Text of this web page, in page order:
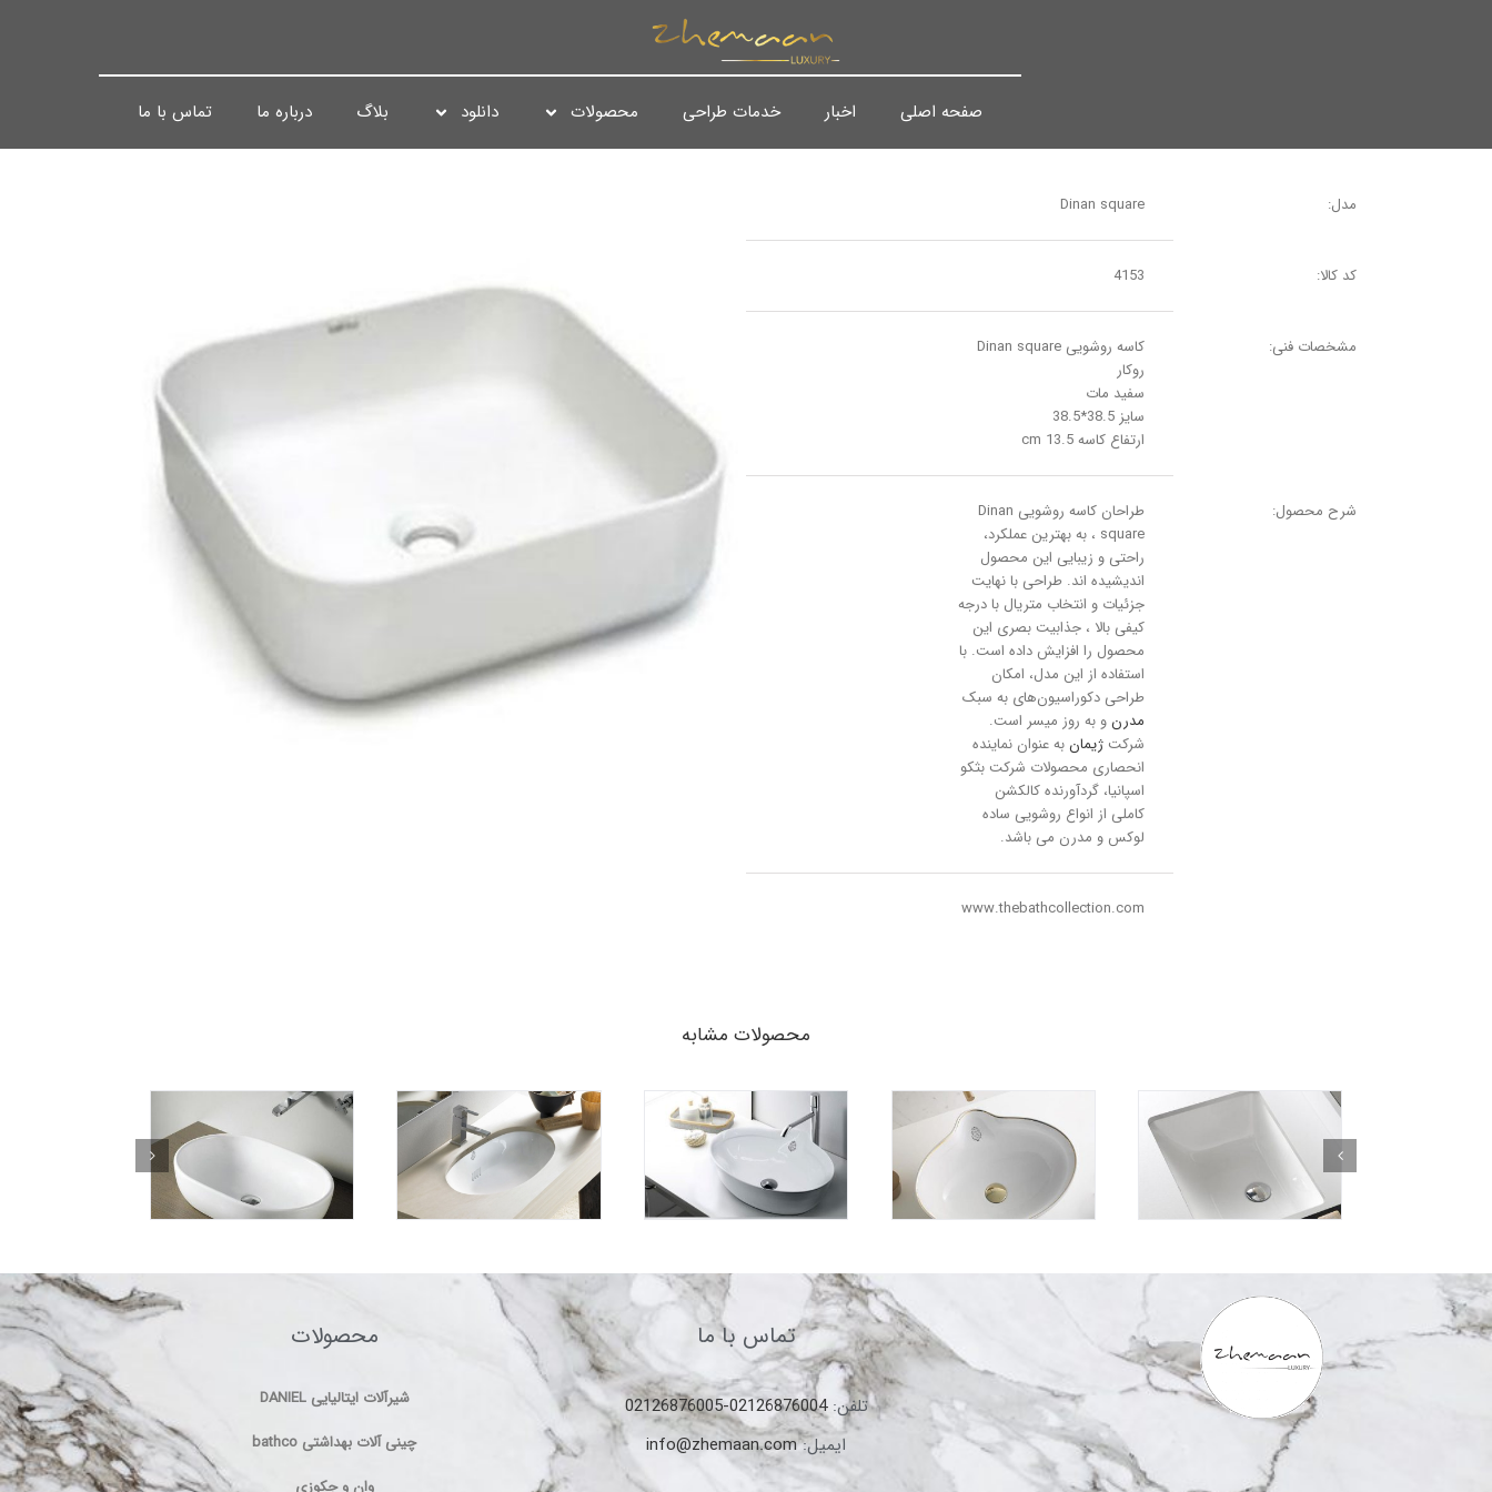
صفحه اصلی اخبار خدمات طراحی محصولات دانلود بلاگ درباره ما تماس با ما
مدل: Dinan square
کد کالا: 4153
مشخصات فنی:
کاسه روشویی Dinan square
روکار
سفید مات
سایز 38.5*38.5
ارتفاع کاسه 13.5 cm
شرح محصول:
طراحان کاسه روشویی Dinan
square ، به بهترین عملکرد،
راحتی و زیبایی این محصول
اندیشیده اند. طراحی با نهایت
جزئیات و انتخاب متریال با درجه
کیفی بالا ، جذابیت بصری این
محصول را افزایش داده است. با
استفاده از این مدل، امکان
طراحی دکوراسیون‌های به سبک
مدرنو به روز میسر است.
شرکت ژیمانبه عنوان نماینده
انحصاری محصولات شرکت بثکو
اسپانیا، گردآورنده کالکشن
کاملی از انواع روشویی ساده
لوکس و مدرن می باشد.
www.thebathcollection.com
محصولات مشابه
تماس با ما
تلفن:02126876004-02126876005
ایمیل:info@zhemaan.com
محصولات
شیرآلات ایتالیایی DANIEL
چینی آلات بهداشتی bathco